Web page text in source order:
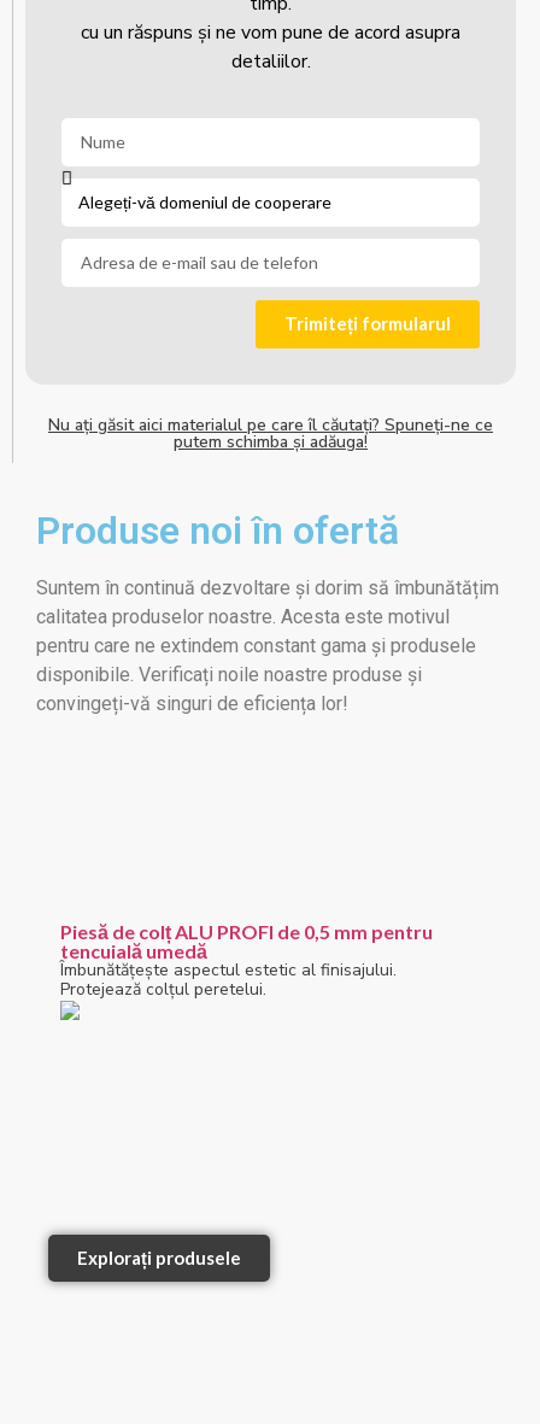
cu un răspuns și ne vom pune de acord asupra
detaliilor.
Trimiteți formularul
Nu ați găsit aici materialul pe care îl căutați? Spuneți-ne ce
putem schimba și adăuga!
Produse noi în ofertă
Suntem în continuă dezvoltare și dorim să îmbunătățim
calitatea produselor noastre. Acesta este motivul
pentru care ne extindem constant gama și produsele
disponibile. Verificați noile noastre produse și
convingeți-vă singuri de eficiența lor!
Piesă de colț ALU PROFI de 0,5 mm pentru
tencuială umedă
Îmbunătățește aspectul estetic al finisajului.
Protejează colțul peretelui.
Explorați produsele